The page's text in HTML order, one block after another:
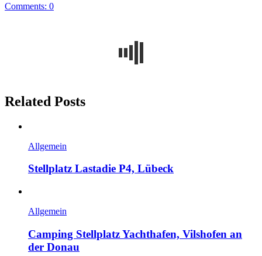
Comments: 0
Related Posts
Allgemein
Stellplatz Lastadie P4, Lübeck
Allgemein
Camping Stellplatz Yachthafen, Vilshofen an
der Donau